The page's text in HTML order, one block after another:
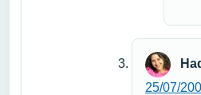
25/07/